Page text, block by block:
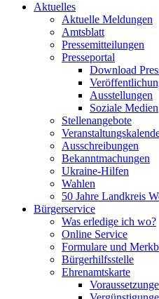
Aktuelles
Aktuelle Meldungen
Amtsblatt
Pressemitteilungen
Presseportal
Download
Ausstellungen
Soziale Medien
Stellenangebote
Ausschreibungen
Bekanntmachungen
Ukraine-Hilfen
Wahlen
50 Jahre Landkreis
Bürgerservice
Was erledige ich wo?
Online Service
Formulare und
Bürgerhilfsstelle
Ehrenamtskarte